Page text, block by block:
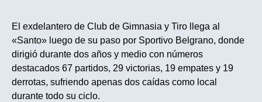
El exdelantero de Club de Gimnasia y Tiro llega al
«Santo» luego de su paso por Sportivo Belgrano, donde
dirigió durante dos años y medio con números
destacados 67 partidos, 29 victorias, 19 empates y 19
derrotas, sufriendo apenas dos caídas como local
durante todo su ciclo.